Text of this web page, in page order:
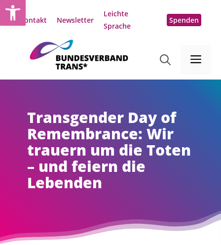
Zum
Inhalt
Kontakt Newsletter
Leichte
Sprache
Spenden
Transgender Day of
Remembrance: Wir
trauern um die Toten
– und feiern die
Lebenden